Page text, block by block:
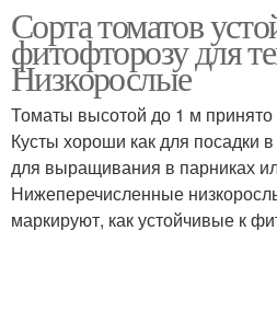
Сорта для теплиц
Гибридные сорта
Сорта томатов
фитофторозу для
Низкорослые
Томаты высотой до 1 м принято
Кусты хороши как для посадки
для выращивания в парниках
Нижеперечисленные
маркируют, как устойчивые к